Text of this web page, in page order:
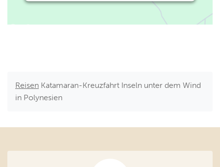
Reisen Katamaran-Kreuzfahrt Inseln unter dem Wind
in Polynesien